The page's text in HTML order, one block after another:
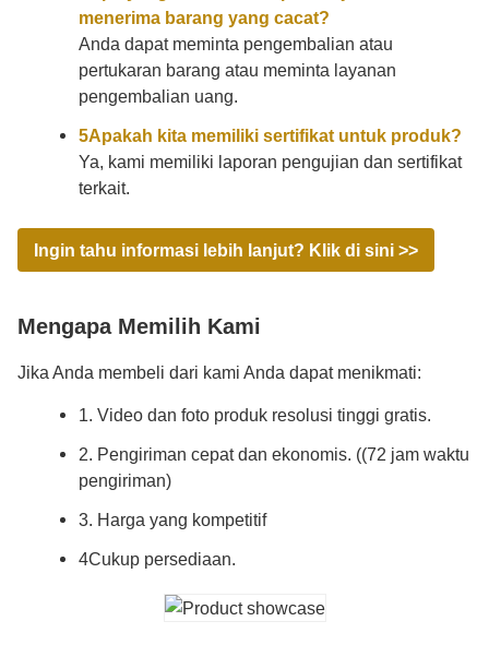
menerima barang yang cacat?
Anda dapat meminta pengembalian atau
pertukaran barang atau meminta layanan
pengembalian uang.
5Apakah kita memiliki sertifikat untuk produk?
Ya, kami memiliki laporan pengujian dan sertifikat
terkait.
Ingin tahu informasi lebih lanjut? Klik di sini >>
Mengapa Memilih Kami
Jika Anda membeli dari kami Anda dapat menikmati:
1. Video dan foto produk resolusi tinggi gratis.
2. Pengiriman cepat dan ekonomis. ((72 jam waktu
pengiriman)
3. Harga yang kompetitif
4Cukup persediaan.